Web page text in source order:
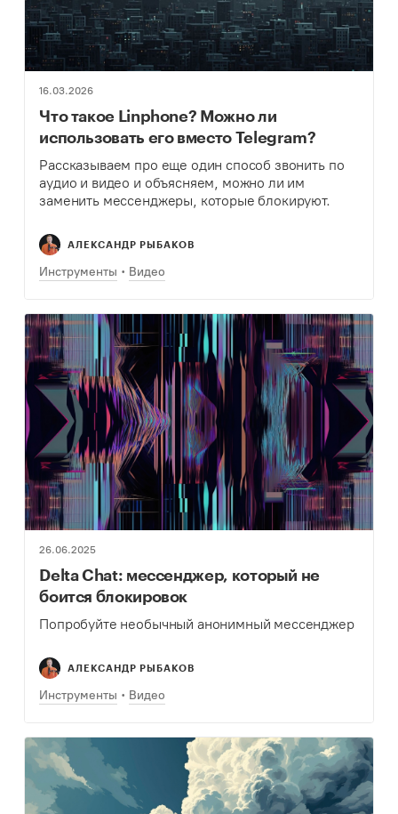
16.03.2026
Что такое Linphone? Можно ли
использовать его вместо Telegram?
Рассказываем про еще один способ звонить по
аудио и видео и объясняем, можно ли им
заменить мессенджеры, которые блокируют.
АЛЕКСАНДР РЫБАКОВ
Инструменты Видео
26.06.2025
Delta Chat: мессенджер, который не
боится блокировок
Попробуйте необычный анонимный мессенджер
АЛЕКСАНДР РЫБАКОВ
Инструменты Видео